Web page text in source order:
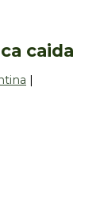
caida
|